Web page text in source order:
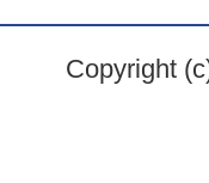
Copyright